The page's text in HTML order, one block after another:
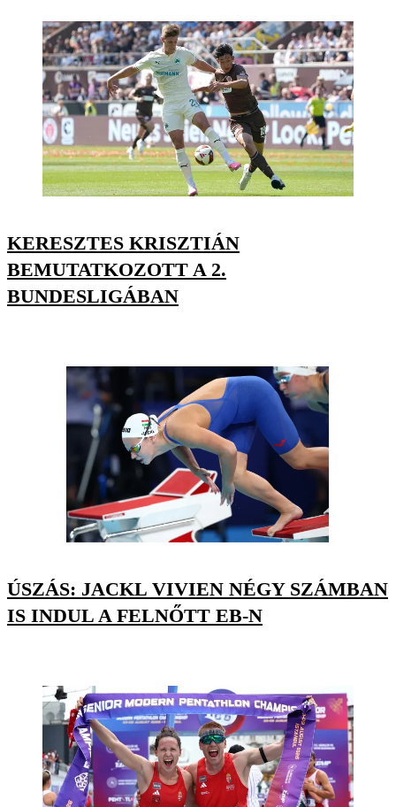
KERESZTES KRISZTIÁN
BEMUTATKOZOTT A 2.
BUNDESLIGÁBAN
ÚSZÁS: JACKL VIVIEN NÉGY SZÁMBAN
IS INDUL A FELNŐTT EB-N